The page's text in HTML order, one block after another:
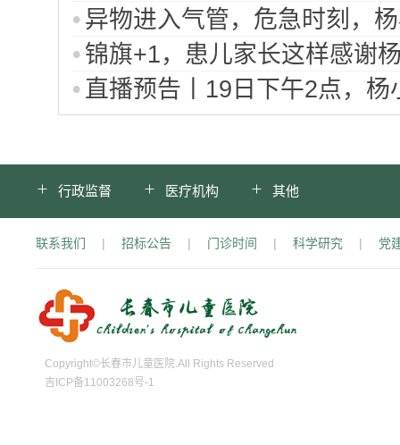
异物进入气管，危急时刻，
锦旗+1，患儿家长这样感谢
直播预告丨19日下午2点，
行政监督 医疗机构 其他
联系我们 | 招标公告 | 门诊时间 | 科学研究 | 党
Copyright©长春市儿童医院.All Rights Reserved
吉ICP备11003268号-1